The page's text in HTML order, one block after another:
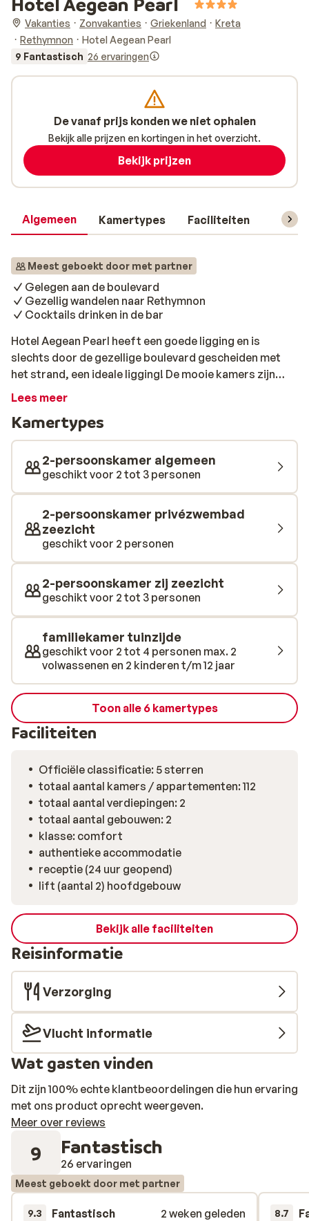
Vakanties Zonvakanties Griekenland
Kreta
Rethymnon
Hotel Aegean Pearl
9 Fantastisch 26 ervaringen
Algemeen Kamertypes Faciliteiten
Meest geboekt door met partner
Gelegen aan de boulevard
Gezellig wandelen naar Rethymnon
Cocktails drinken in de bar
Hotel Aegean Pearl heeft een goede ligging en is
slechts door de gezellige boulevard gescheiden met
het strand, een ideale ligging! De mooie kamers zijn
modern ingericht en bieden je een comfortabel verblijf.
het leuke plaatsje Rethymnon. Hier vind je vele
winkeltjes, bars en restaurantjes. Voor een relaxte
strandvakantie verblijf je in Aegean Pearl!
Lees meer
Kamertypes
2-persoonskamer algemeen
geschikt voor 2 tot 3 personen
2-persoonskamer privézwembad
zeezicht
geschikt voor 2 personen
2-persoonskamer zij zeezicht
geschikt voor 2 tot 3 personen
familiekamer tuinzijde
geschikt voor 2 tot 4 personen max. 2
volwassenen en 2 kinderen t/m 12 jaar
Toon alle 6 kamertypes
Faciliteiten
Officiële classificatie: 5 sterren
totaal aantal kamers / appartementen: 112
totaal aantal verdiepingen: 2
totaal aantal gebouwen: 2
klasse: comfort
authentieke accommodatie
receptie (24 uur geopend)
lift (aantal 2) hoofdgebouw
Bekijk alle faciliteiten
Reisinformatie
Verzorging
Vlucht informatie
Wat gasten vinden
Dit zijn 100% echte klantbeoordelingen die hun ervaring
met ons product oprecht weergeven.
Meer over reviews
9 Fantastisch
26 ervaringen
Meest geboekt door met partner
9.3 Fantastisch
2 weken geleden
8.7
De vanaf prijs konden we niet ophalen
Bekijk alle prijzen en kortingen in het overzicht.
Bekijk prijzen